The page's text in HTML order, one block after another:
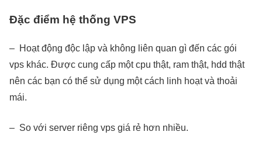
Đặc điểm hệ thống VPS
– Hoạt động độc lập và không liên quan gì đến các gói
vps khác. Được cung cấp một cpu thật, ram thật, hdd thật
nên các bạn có thể sử dụng một cách linh hoạt và thoải
mái.
– So với server riêng vps giá rẻ hơn nhiều.